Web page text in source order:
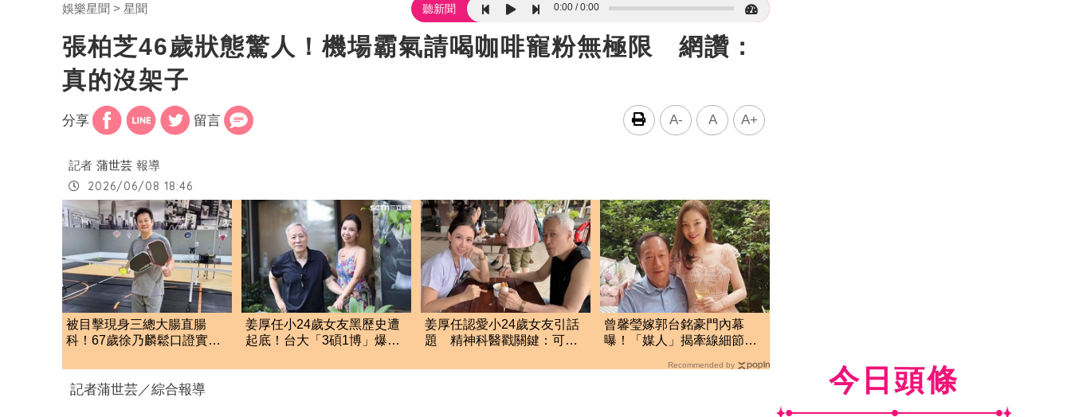
娛樂星聞 星聞 聽新聞 0:00 0:00
張柏芝46歲狀態驚人！機場霸氣請喝咖啡寵粉無極限 網讚：
真的沒架子
分享 留言 A- A A+
記者 蒲世芸 報導
2026/06/08 18:46
被目擊現身三總大腸直腸
科！67歲徐乃麟鬆口證實
姜厚任小24歲女友黑歷史遭
起底！台大「3碩1博」爆造
姜厚任認愛小24歲女友引話
題 精神科醫戳關鍵：可能
曾馨瑩嫁郭台銘豪門內幕
曝！「媒人」揭牽線細節大
Recommended by
記者蒲世芸／綜合報導 今日頭條